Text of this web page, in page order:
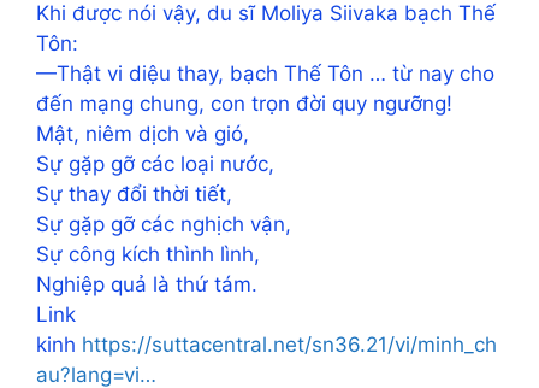
Khi được nói vậy, du sĩ Moliya Siivaka bạch Thế
Tôn:
—Thật vi diệu thay, bạch Thế Tôn … từ nay cho
đến mạng chung, con trọn đời quy ngưỡng!
Mật, niêm dịch và gió,
Sự gặp gỡ các loại nước,
Sự thay đổi thời tiết,
Sự gặp gỡ các nghịch vận,
Sự công kích thình lình,
Nghiệp quả là thứ tám.
Link
kinh https://suttacentral.net/sn36.21/vi/minh_ch
au?lang=vi…